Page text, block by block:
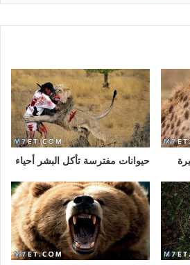
حيوانات مفترسة تأكل البشر أحياء